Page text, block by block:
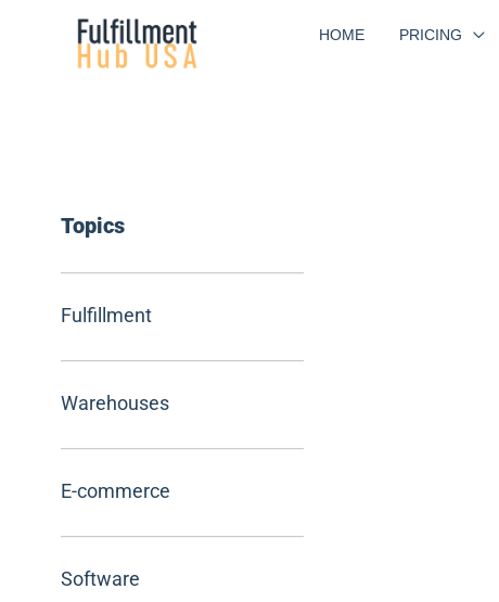
HOME PRICING
Topics
Fulfillment
Warehouses
E-commerce
Software